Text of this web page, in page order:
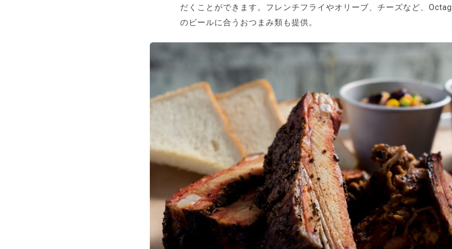
だくことができます。フレンチフライやオリーブ、チーズなど、
のビールに合うおつまみ類も提供。